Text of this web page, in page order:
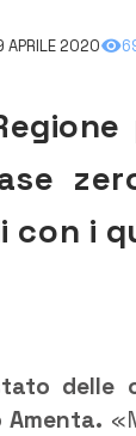
APRILE 2020
i
delle
Amenta.